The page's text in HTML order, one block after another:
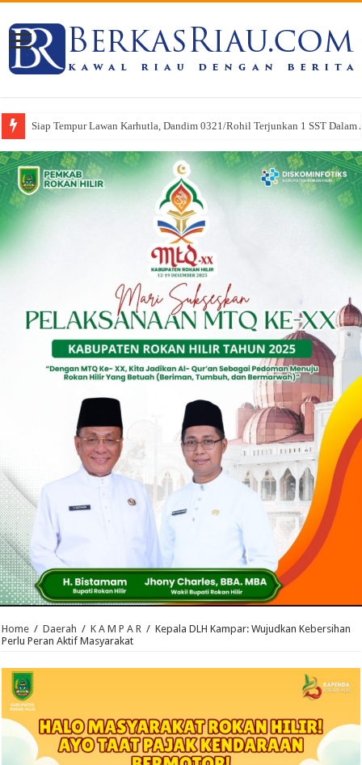
Siap Tempur Lawan Karhutla, Dandim 0321/Rohil Terjunkan 1 SST Dalam
Home / Daerah / K A M P A R / Kepala DLH Kampar: Wujudkan Kebersihan
Perlu Peran Aktif Masyarakat